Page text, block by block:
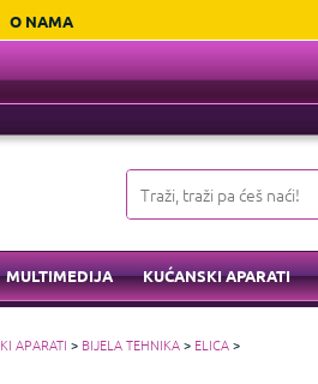
O NAMA
MULTIMEDIJA KUĆANSKI APARATI
APARATI > BIJELA TEHNIKA> ELICA>